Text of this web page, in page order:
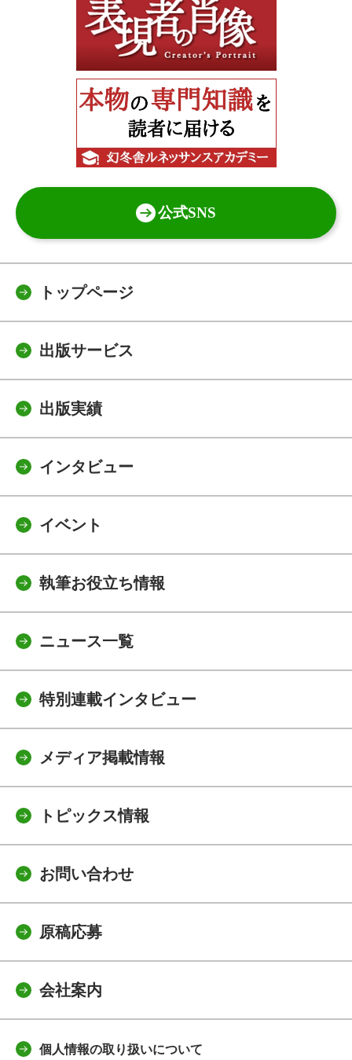
公式SNS
トップページ
出版サービス
出版実績
インタビュー
イベント
執筆お役立ち情報
ニュース一覧
特別連載インタビュー
メディア掲載情報
トピックス情報
お問い合わせ
原稿応募
会社案内
個人情報の取り扱いについて